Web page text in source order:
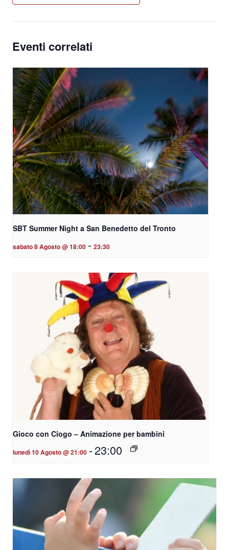
Eventi correlati
SBT Summer Night a San Benedetto del Tronto
sabato 8 Agosto @ 18:00 - 23:30
Gioco con Ciogo – Animazione per bambini
lunedì 10 Agosto @ 21:00 -23:00